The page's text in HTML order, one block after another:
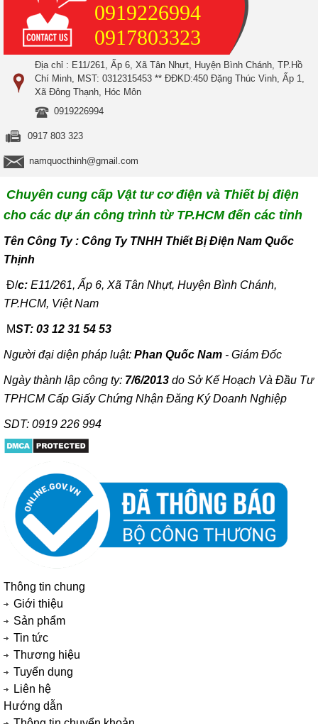
0919226994
0917803323
Địa chỉ : E11/261, Ấp 6, Xã Tân Nhựt, Huyện Bình Chánh, TP.Hồ
Chí Minh, MST: 0312315453 ** ĐĐKD:450 Đặng Thúc Vinh, Ấp 1,
Xã Đông Thạnh, Hóc Môn
0919226994
0917 803 323
namquocthinh@gmail.com
Chuyên cung cấp Vật tư cơ điện và Thiết bị điện
cho các dự án công trình từ TP.HCM đến các tỉnh
Tên Công Ty : Công Ty TNHH Thiết Bị Điện Nam Quốc
Thịnh
Đ/c: E11/261, Ấp 6, Xã Tân Nhựt, Huyện Bình Chánh,
TP.HCM, Việt Nam
MST: 03 12 31 54 53
Người đại diện pháp luật: Phan Quốc Nam - Giám Đốc
Ngày thành lập công ty: 7/6/2013 do Sở Kế Hoạch Và Đầu Tư
TPHCM Cấp Giấy Chứng Nhận Đăng Ký Doanh Nghiệp
SDT: 0919 226 994
Thông tin chung
Giới thiệu
Sản phẩm
Tin tức
Thương hiệu
Tuyển dụng
Liên hệ
Hướng dẫn